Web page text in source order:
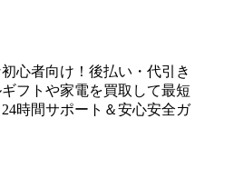
心者向け！後払い・代引き
フトや家電を買取して最短
時間サポート＆安心安全ガ